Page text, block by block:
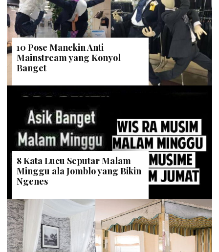
10 Pose Manekin Anti
Mainstream yang Konyol
Banget
8 Kata Lucu Seputar Malam
Minggu ala Jomblo yang Bikin
Ngenes